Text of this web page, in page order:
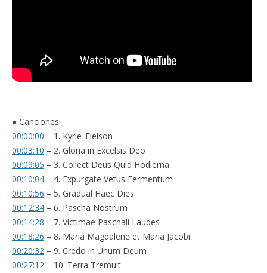
● Canciones
00:00:00 – 1. Kyrie_Eleison
00:03:10 – 2. Gloria in Excelsis Deo
00:09:05 – 3. Collect Deus Quid Hodierna
00:10:04 – 4. Expurgate Vetus Fermentum
00:10:56 – 5. Gradual Haec Dies
00:12:34 – 6. Pascha Nostrum
00:14:28 – 7. Victimae Paschali Laudes
00:18:26 – 8. Maria Magdalene et Maria Jacobi
00:20:32 – 9. Credo in Unum Deum
00:27:12 – 10. Terra Tremuit